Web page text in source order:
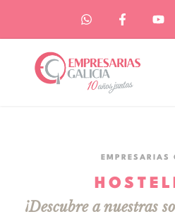
EMPRESARIAS
¡Descubre a nuestras